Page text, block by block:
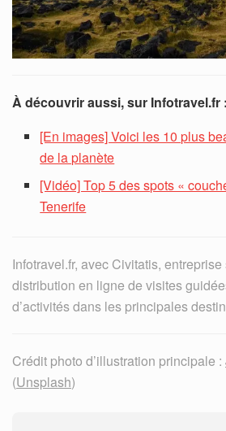
À découvrir aussi, sur Infotravel.fr :
[En images] Voici les 10 plus
de la planète
[Vidéo] Top 5 des spots «
Tenerife
Infotravel.fr, avec Civitatis,
distribution en ligne de visites
d’activités dans les principales
Crédit photo d’illustration principale :
(Unsplash)